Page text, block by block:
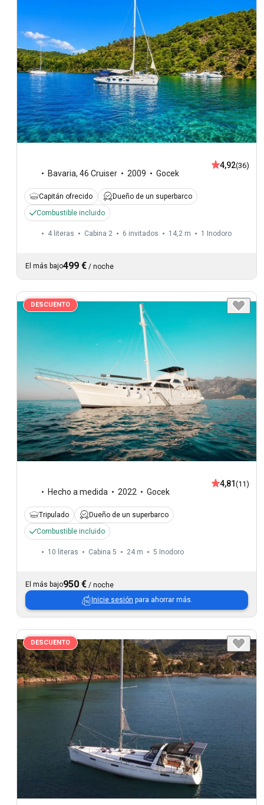
Bavaria, 46 Cruiser 2009 Gocek
4,92(36)
Capitán ofrecido
Dueño de un superbarco
Combustible incluido
4 literas Cabina 2 6 invitados 14,2 m 1 Inodoro
El más bajo499 € / noche
DESCUENTO
Hecho a medida 2022 Gocek
4,81(11)
Tripulado
Dueño de un superbarco
Combustible incluido
10 literas Cabina 5 24 m 5 Inodoro
El más bajo950 € / noche
Inicie sesión para ahorrar más.
DESCUENTO